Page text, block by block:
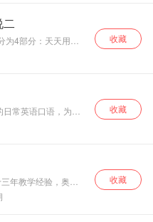
习，在短时间内英
二
为4部分：天天用短
，行业英语句。其
学习的方式表达出
习，在短时间内英
收藏
常英语口语，为听
餐。
收藏
年教学经验，奥斯
肯英语学校创始
计划，加我的VXin：
收藏